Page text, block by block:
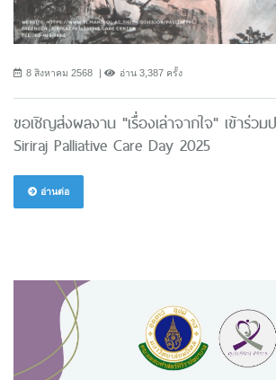
8 สิงหาคม 2568 อ่าน 3,387 ครั้ง
ขอเชิญส่งผลงาน "เรื่องเล่าจากใจ" เข้าร่ว
Siriraj Palliative Care Day 2025
อ่านต่อ